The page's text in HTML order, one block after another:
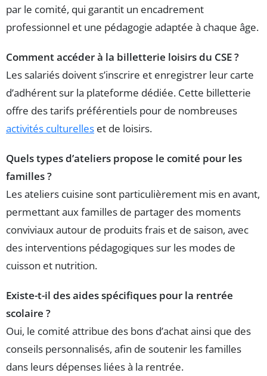
par le comité, qui garantit un encadrement
professionnel et une pédagogie adaptée à chaque âge.
Comment accéder à la billetterie loisirs du CSE ?
Les salariés doivent s’inscrire et enregistrer leur carte
d’adhérent sur la plateforme dédiée. Cette billetterie
offre des tarifs préférentiels pour de nombreuses
activités culturelles et de loisirs.
Quels types d’ateliers propose le comité pour les
familles ?
Les ateliers cuisine sont particulièrement mis en avant,
permettant aux familles de partager des moments
conviviaux autour de produits frais et de saison, avec
des interventions pédagogiques sur les modes de
cuisson et nutrition.
Existe-t-il des aides spécifiques pour la rentrée
scolaire ?
Oui, le comité attribue des bons d’achat ainsi que des
conseils personnalisés, afin de soutenir les familles
dans leurs dépenses liées à la rentrée.